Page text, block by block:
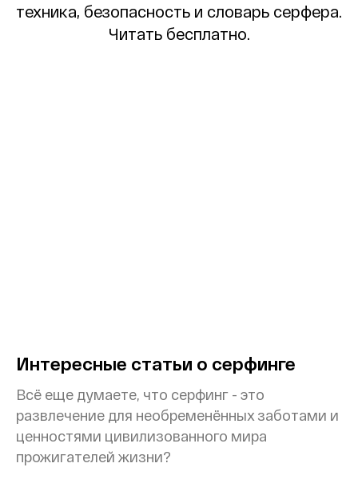
техника, безопасность и словарь серфера.
Читать бесплатно.
Интересные статьи о серфинге
Всё еще думаете, что серфинг - это
развлечение для необременённых заботами и
ценностями цивилизованного мира
прожигателей жизни?